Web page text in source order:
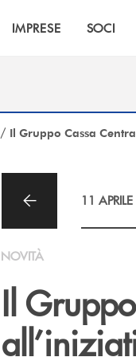
IMPRESE SOCI
/ Il Gruppo Cassa
11
NOVITÀ
Il